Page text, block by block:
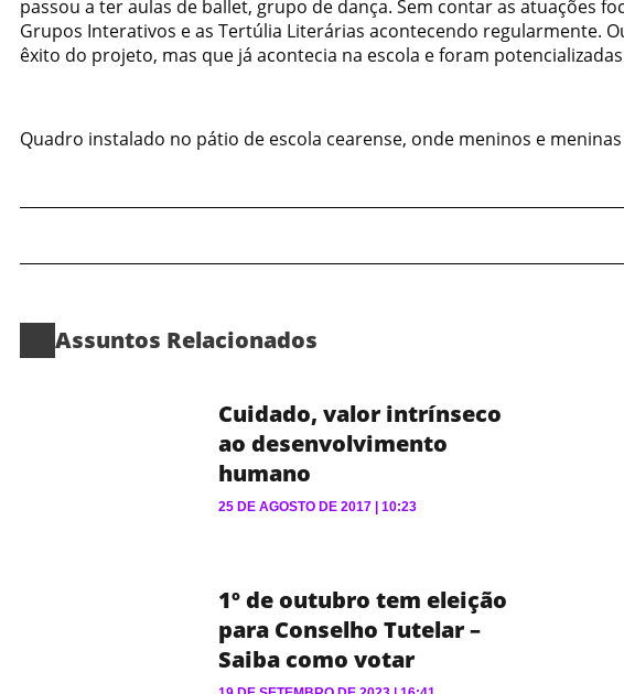
passou a ter aulas de ballet, grupo de dança. Sem contar as atuações
Grupos Interativos e as Tertúlia Literárias acontecendo regularmente.
êxito do projeto, mas que já acontecia na escola e foram
Quadro instalado no pátio de escola cearense, onde meninos e
Assuntos Relacionados
Cuidado, valor intrínseco
ao desenvolvimento
humano
25 DE AGOSTO DE 2017 10:23
1º de outubro tem eleição
para Conselho Tutelar –
Saiba como votar